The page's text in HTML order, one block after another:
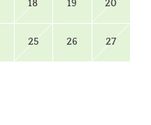
18 19 20
25 26 27